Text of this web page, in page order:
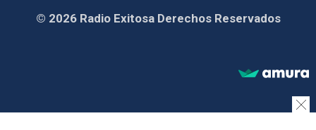
© 2026 Radio Exitosa Derechos Reservados